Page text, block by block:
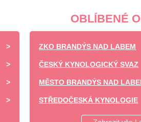
OBLÍBENÉ
ZKO BRANDÝS NAD LABEM
ČESKÝ KYNOLOGICKÝ SVAZ
MĚSTO BRANDÝS NAD
STŘEDOČESKÁ KYNOLOGIE
DAISY OF HIGHLAND -